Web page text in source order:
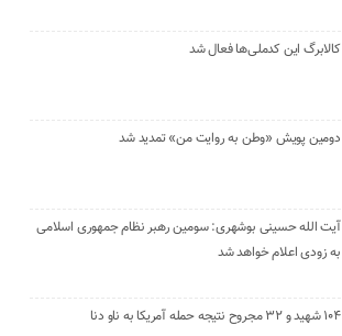
کالابرگ این کدملی‌ها فعال شد
دومین پویش «وطن به روایت من» تمدید شد
آیت الله حسینی بوشهری: سومین رهبر نظام جمهوری اسلامی
به زودی اعلام خواهد شد
۱۰۴ شهید و ۳۲ مجروح نتیجه حمله آمریکا به ناو دنا